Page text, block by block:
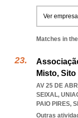
Ver empresa
Matches in
Misto,
AV 25 DE
SEIXAL,
PAIO PIRES,
Outras